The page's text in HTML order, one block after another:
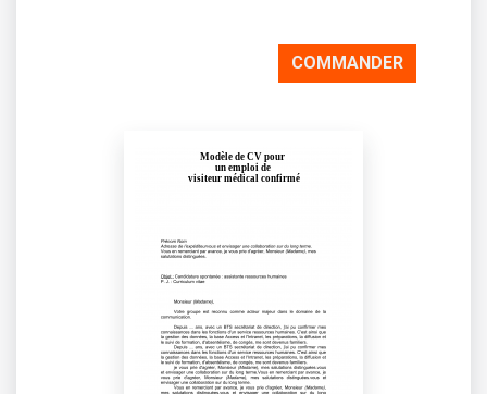
COMMANDER